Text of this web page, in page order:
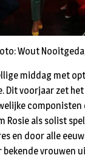
Wout
middag met
Dit voorjaar zet
componisten
Rosie als solist
en door alle
bekende vrouwen